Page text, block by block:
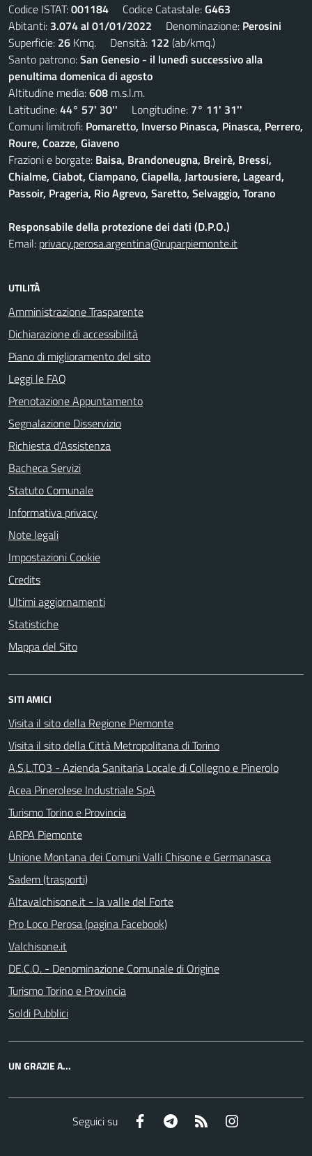
Codice ISTAT:001184 Codice Catastale:G463
Abitanti: 3.074 al 01/01/2022 Denominazione: Perosini
Superficie: 26 Kmq. Densità: 122 (ab/kmq.)
Santo patrono:San Genesio - il lunedì successivo alla
penultima domenica di agosto
Altitudine media:608 m.s.l.m.
Latitudine:44° 57' 30'' Longitudine: 7° 11' 31''
Comuni limitrofi: Pomaretto, Inverso Pinasca, Pinasca, Perrero,
Roure, Coazze, Giaveno
Frazioni e borgate: Baisa, Brandoneugna, Breirè, Bressi,
Chialme, Ciabot, Ciampano, Ciapella, Jartousiere, Lageard,
Passoir, Prageria, Rio Agrevo, Saretto, Selvaggio, Torano
Responsabile della protezione dei dati (D.P.O.)
Email: privacy.perosa.argentina@ruparpiemonte.it
UTILITÀ
Amministrazione Trasparente
Dichiarazione di accessibilità
Piano di miglioramento del sito
Leggi le FAQ
Prenotazione Appuntamento
Segnalazione Disservizio
Richiesta d'Assistenza
Bacheca Servizi
Statuto Comunale
Informativa privacy
Note legali
Impostazioni Cookie
Credits
Ultimi aggiornamenti
Statistiche
Mappa del Sito
SITI AMICI
Visita il sito della Regione Piemonte
Visita il sito della Città Metropolitana di Torino
A.S.L.TO3 - Azienda Sanitaria Locale di Collegno e Pinerolo
Acea Pinerolese Industriale SpA
Turismo Torino e Provincia
ARPA Piemonte
Unione Montana dei Comuni Valli Chisone e Germanasca
Sadem (trasporti)
Altavalchisone.it - la valle del Forte
Pro Loco Perosa (pagina Facebook)
Valchisone.it
DE.C.O. - Denominazione Comunale di Origine
Turismo Torino e Provincia
Soldi Pubblici
UN GRAZIE A...
Seguici su Facebook Telegram RSS